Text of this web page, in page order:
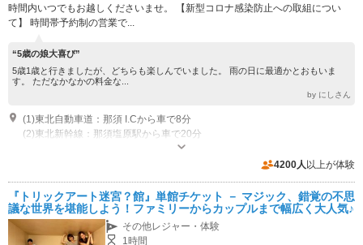
時間内いつでもお越しくださいませ。 【新型コロナ感染防止への取組につい
て】 時間帯予約制の営業で...
“5歳の娘大喜び”
5歳1歳と行きましたが、どちらも楽しんでいました。 雨の日に最適かとおもいま
す。 ただなかなかの料金な...
by にしさん
(1)東北自動車道：那須 I.Cから車で8分
(2)東北新幹線：那須塩原駅から車で20分
開館時間：9:30～17:00（通常）、9:00～17:30（8月） 休館日：年中無休
（3館の内、リニューアル等で閉館する館がある時は、当館ＨＰにてご案内
4200人 以上が体験
『トリックアート迷宮？館』単館チケット － マジック、錯覚の不思
議な世界を堪能しよう！ファミリーからカップルまで幅広く大人気♪
その他レジャー・体験
1時間